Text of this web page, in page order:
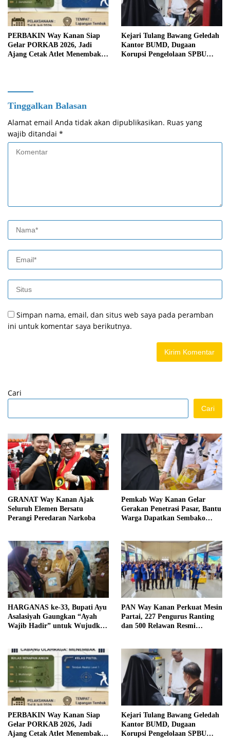
PERBAKIN Way Kanan Siap
Gelar PORKAB 2026, Jadi
Ajang Cetak Atlet Menembak
Kejari Tulang Bawang Geledah
Kantor BUMD, Dugaan
Korupsi Pengelolaan SPBU
Tinggalkan Balasan
Alamat email Anda tidak akan dipublikasikan. Ruas yang
wajib ditandai *
Simpan nama, email, dan situs web saya pada peramban
ini untuk komentar saya berikutnya.
Cari
Cari
GRANAT Way Kanan Ajak
Seluruh Elemen Bersatu
Perangi Peredaran Narkoba
Pemkab Way Kanan Gelar
Gerakan Penetrasi Pasar, Bantu
Warga Dapatkan Sembako
HARGANAS ke-33, Bupati Ayu
Asalasiyah Gaungkan “Ayah
Wajib Hadir” untuk Wujudkan
PAN Way Kanan Perkuat Mesin
Partai, 227 Pengurus Ranting
dan 500 Relawan Resmi
PERBAKIN Way Kanan Siap
Gelar PORKAB 2026, Jadi
Ajang Cetak Atlet Menembak
Kejari Tulang Bawang Geledah
Kantor BUMD, Dugaan
Korupsi Pengelolaan SPBU